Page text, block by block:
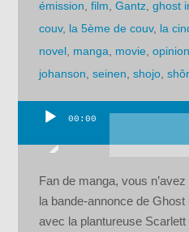
émission ,film ,Gantz ,ghost
couv, la 5ème de couv, la
novel manga movie ,opinion
johanson ,seinen ,shojo ,
00:00
Fan de manga, vous
la bande-annonce de
avec la plantureuse